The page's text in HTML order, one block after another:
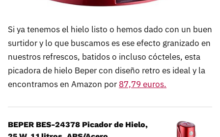
Si ya tenemos el hielo listo o hemos dado con un buen
surtidor y lo que buscamos es ese efecto granizado en
nuestros refrescos, batidos o incluso cócteles, esta
picadora de hielo Beper con diseño retro es ideal y la
encontramos en Amazon por 87,79 euros.
BEPER BES-24378 Picador de Hielo,